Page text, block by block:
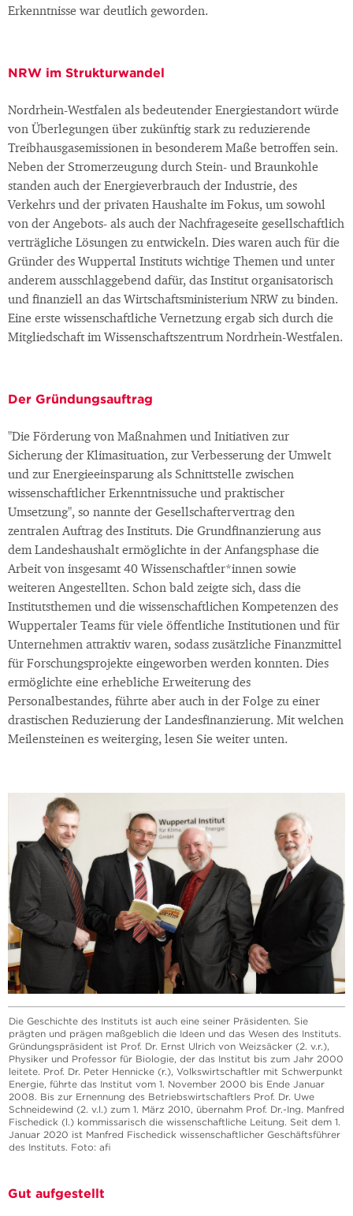
Erkenntnisse war deutlich geworden.
NRW im Strukturwandel
Nordrhein-Westfalen als bedeutender Energiestandort würde
von Überlegungen über zukünftig stark zu reduzierende
Treibhausgasemissionen in besonderem Maße betroffen sein.
Neben der Stromerzeugung durch Stein- und Braunkohle
standen auch der Energieverbrauch der Industrie, des
Verkehrs und der privaten Haushalte im Fokus, um sowohl
von der Angebots- als auch der Nachfrageseite gesellschaftlich
verträgliche Lösungen zu entwickeln. Dies waren auch für die
Gründer des Wuppertal Instituts wichtige Themen und unter
anderem ausschlaggebend dafür, das Institut organisatorisch
und finanziell an das Wirtschaftsministerium NRW zu binden.
Eine erste wissenschaftliche Vernetzung ergab sich durch die
Mitgliedschaft im Wissenschaftszentrum Nordrhein-Westfalen.
Der Gründungsauftrag
"Die Förderung von Maßnahmen und Initiativen zur
Sicherung der Klimasituation, zur Verbesserung der Umwelt
und zur Energieeinsparung als Schnittstelle zwischen
wissenschaftlicher Erkenntnissuche und praktischer
Umsetzung", so nannte der Gesellschaftervertrag den
zentralen Auftrag des Instituts. Die Grundfinanzierung aus
dem Landeshaushalt ermöglichte in der Anfangsphase die
Arbeit von insgesamt 40 Wissenschaftler*innen sowie
weiteren Angestellten. Schon bald zeigte sich, dass die
Institutsthemen und die wissenschaftlichen Kompetenzen des
Wuppertaler Teams für viele öffentliche Institutionen und für
Unternehmen attraktiv waren, sodass zusätzliche Finanzmittel
für Forschungsprojekte eingeworben werden konnten. Dies
ermöglichte eine erhebliche Erweiterung des
Personalbestandes, führte aber auch in der Folge zu einer
drastischen Reduzierung der Landesfinanzierung. Mit welchen
Meilensteinen es weiterging, lesen Sie weiter unten.
Die Geschichte des Instituts ist auch eine seiner Präsidenten. Sie
prägten und prägen maßgeblich die Ideen und das Wesen des Instituts.
Gründungspräsident ist Prof. Dr. Ernst Ulrich von Weizsäcker (2. v.r.),
Physiker und Professor für Biologie, der das Institut bis zum Jahr 2000
leitete. Prof. Dr. Peter Hennicke (r.), Volkswirtschaftler mit Schwerpunkt
Energie, führte das Institut vom 1. November 2000 bis Ende Januar
2008. Bis zur Ernennung des Betriebswirtschaftlers Prof. Dr. Uwe
Schneidewind (2. v.l.) zum 1. März 2010, übernahm Prof. Dr.-Ing. Manfred
Fischedick (l.) kommissarisch die wissenschaftliche Leitung. Seit dem 1.
Januar 2020 ist Manfred Fischedick wissenschaftlicher Geschäftsführer
des Instituts. Foto: afi
Gut aufgestellt